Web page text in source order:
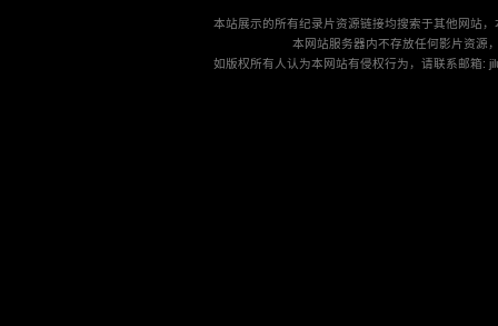
本站展示的所有纪录片资源链接均搜索于其他网站
本网站服务器内不存放任何影片资源
如版权所有人认为本网站有侵权行为，请联系邮箱: